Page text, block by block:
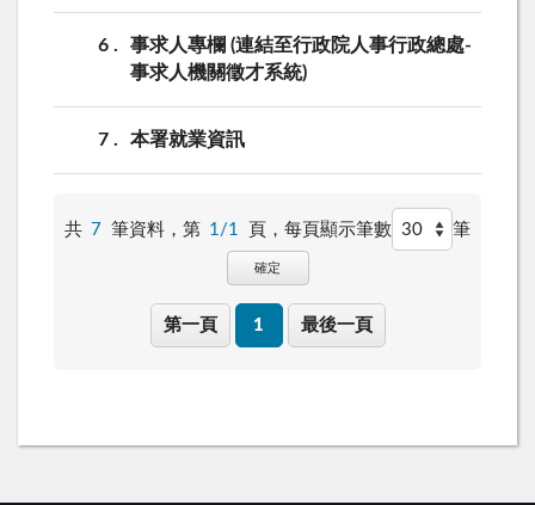
6
事求人專欄 (連結至行政院人事行政總處-
事求人機關徵才系統)
7 本署就業資訊
共 7 筆資料，第 1/1 頁， 每頁顯示筆數 筆
確定
第一頁 1 最後一頁